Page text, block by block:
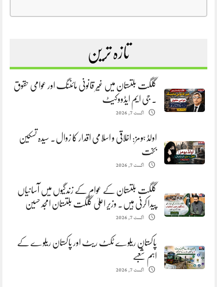
تازہ ترین
گلگت بلتستان میں غیر قانونی مائننگ اور عوامی حقوق
. جی ایم ایڈووکیٹ
اگست 7, 2026
اولڈ ہومز: اخلاقی و اسلامی اقدار کا زوال. سیدہ تسکین
بخت
اگست 7, 2026
گلگت بلتستان کے عوام کے زندگیوں میں آسانیاں
پیدا کرنی ہیں. وزیر اعلیٰ گلگت بلتستان امجد حسین
اگست 7, 2026
پاکستان ریلوے ٹکٹ ریٹ اور پاکستان ریلوے کے
اہم شعبے
اگست 7, 2026